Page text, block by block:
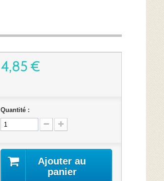
4,85 €
Quantité :
Ajouter au
panier